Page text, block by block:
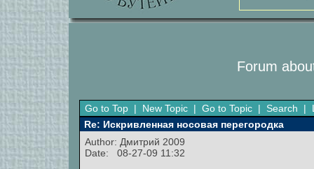
Forum
Go to Top | New Topic | Go to Topic | Search |
Re: Искривленная носовая перегородка
Author: Дмитрий 2009
Date: 08-27-09 11:32